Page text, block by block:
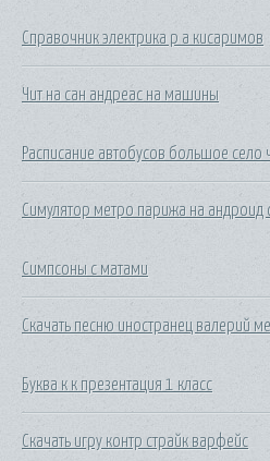
Справочник электрика р а кисаримов
Чит на сан андреас на машины
Расписание автобусов большое село
Симулятор метро парижа на андроид
Симпсоны с матами
Скачать песню иностранец валерий
Буква к к презентация 1 класс
Скачать игру контр страйк варфейс